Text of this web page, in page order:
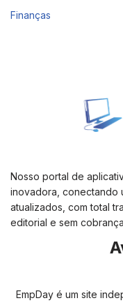
Finanças
Nosso portal de
inovadora, conectando
atualizados, com total
editorial e sem
EmpDay é um site